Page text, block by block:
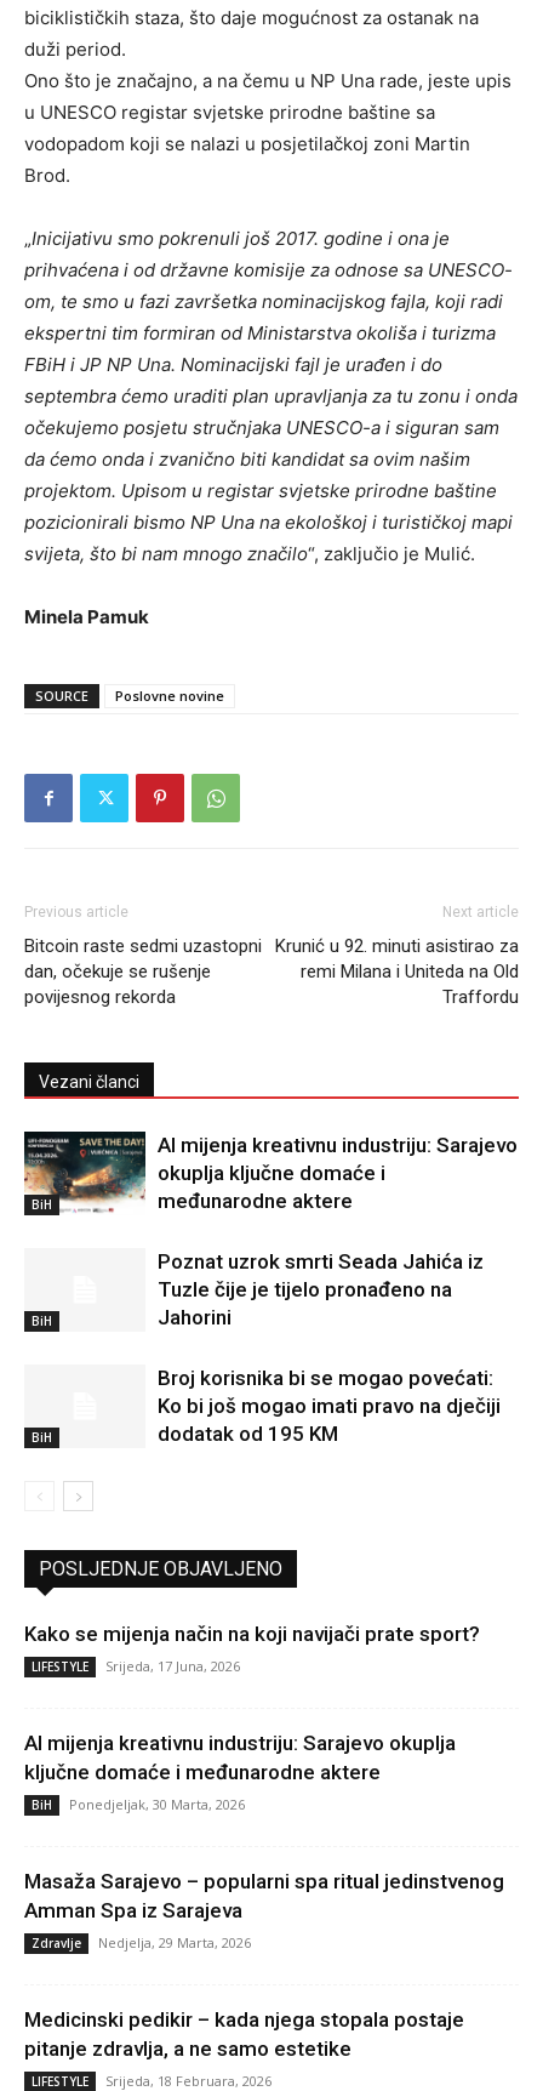
biciklističkih staza, što daje mogućnost za ostanak na
duži period.
Ono što je značajno, a na čemu u NP Una rade, jeste upis
u UNESCO registar svjetske prirodne baštine sa
vodopadom koji se nalazi u posjetilačkoj zoni Martin
Brod.
„Inicijativu smo pokrenuli još 2017. godine i ona je
prihvaćena i od državne komisije za odnose sa UNESCO-
om, te smo u fazi završetka nominacijskog fajla, koji radi
ekspertni tim formiran od Ministarstva okoliša i turizma
FBiH i JP NP Una. Nominacijski fajl je urađen i do
septembra ćemo uraditi plan upravljanja za tu zonu i onda
očekujemo posjetu stručnjaka UNESCO-a i siguran sam
da ćemo onda i zvanično biti kandidat sa ovim našim
projektom. Upisom u registar svjetske prirodne baštine
pozicionirali bismo NP Una na ekološkoj i turističkoj mapi
svijeta, što bi nam mnogo značilo“, zaključio je Mulić.
Minela Pamuk
SOURCE Poslovne novine
Previous article
Bitcoin raste sedmi uzastopni
dan, očekuje se rušenje
povijesnog rekorda
Next article
Krunić u 92. minuti asistirao za
remi Milana i Uniteda na Old
Traffordu
Vezani članci
BiH
AI mijenja kreativnu industriju: Sarajevo
okuplja ključne domaće i
međunarodne aktere
BiH
Poznat uzrok smrti Seada Jahića iz
Tuzle čije je tijelo pronađeno na
Jahorini
BiH
Broj korisnika bi se mogao povećati:
Ko bi još mogao imati pravo na dječiji
dodatak od 195 KM
POSLJEDNJE OBJAVLJENO
Kako se mijenja način na koji navijači prate sport?
LIFESTYLE Srijeda, 17 Juna, 2026
AI mijenja kreativnu industriju: Sarajevo okuplja
ključne domaće i međunarodne aktere
BiH Ponedjeljak, 30 Marta, 2026
Masaža Sarajevo – popularni spa ritual jedinstvenog
Amman Spa iz Sarajeva
Zdravlje Nedjelja, 29 Marta, 2026
Medicinski pedikir – kada njega stopala postaje
pitanje zdravlja, a ne samo estetike
LIFESTYLE Srijeda, 18 Februara, 2026